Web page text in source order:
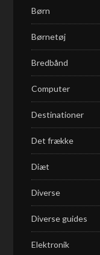
Børn
Børnetøj
Bredbånd
Computer
Destinationer
Det frække
Diæt
Diverse
Diverse guides
Elektronik